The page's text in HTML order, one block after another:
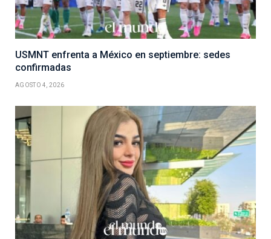
USMNT enfrenta a México en septiembre: sedes
confirmadas
AGOSTO 4, 2026